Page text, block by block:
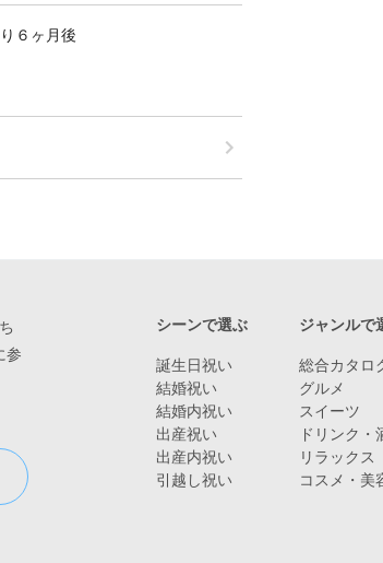
６ヶ月後
参
シーンで選ぶ
誕生日祝い
結婚祝い
結婚内祝い
出産祝い
出産内祝い
引越し祝い
ジャンルで
総合カタロ
グルメ
スイーツ
ドリンク・
リラックス
コスメ・美